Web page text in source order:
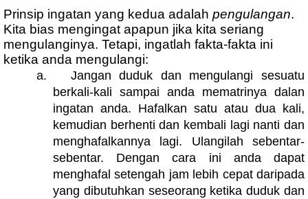
Prinsip ingatan yang kedua adalah pengulangan.
Kita bias mengingat apapun jika kita seriang
mengulanginya. Tetapi, ingatlah fakta-fakta ini
ketika anda mengulangi:
a.
Jangan duduk dan mengulangi sesuatu
berkali-kali sampai anda mematrinya dalan
ingatan anda. Hafalkan satu atau dua kali,
kemudian berhenti dan kembali lagi nanti dan
menghafalkannya lagi. Ulangilah sebentar-
sebentar. Dengan cara ini anda dapat
menghafal setengah jam lebih cepat daripada
yang dibutuhkan seseorang ketika duduk dan